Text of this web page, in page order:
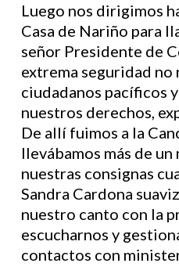
Luego nos dirigimos
Casa de Nariño para
señor Presidente de
extrema seguridad
ciudadanos pacíficos
nuestros derechos,
De allí fuimos a la
llevábamos más de
nuestras consignas
Sandra Cardona
nuestro canto con la
escucharnos y
contactos con